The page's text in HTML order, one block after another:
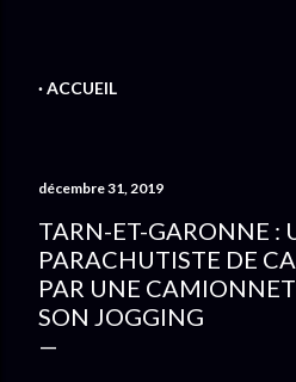
ACCUEIL
décembre 31, 2019
TARN-ET-GARONNE :
PARACHUTISTE DE
PAR UNE
SON JOGGING